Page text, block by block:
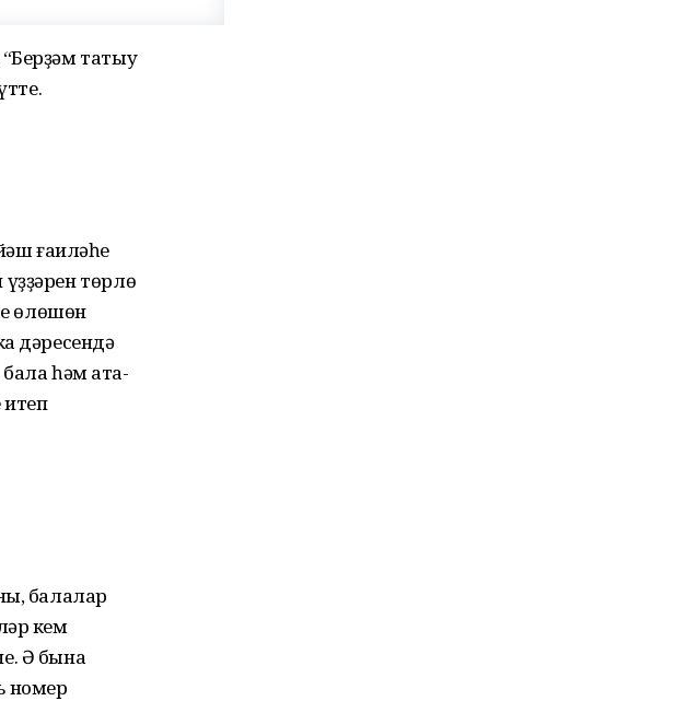
татыу
ғаиләһе
төрлө
өлөшөн
дәресендә
һәм ата-
балалар
кем
Ә бына
номер